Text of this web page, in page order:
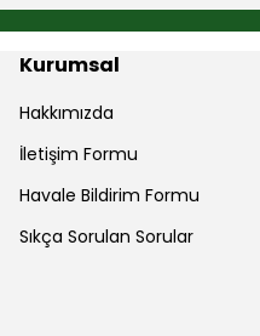
Kurumsal
Hakkımızda
İletişim Formu
Havale Bildirim Formu
Sıkça Sorulan Sorular